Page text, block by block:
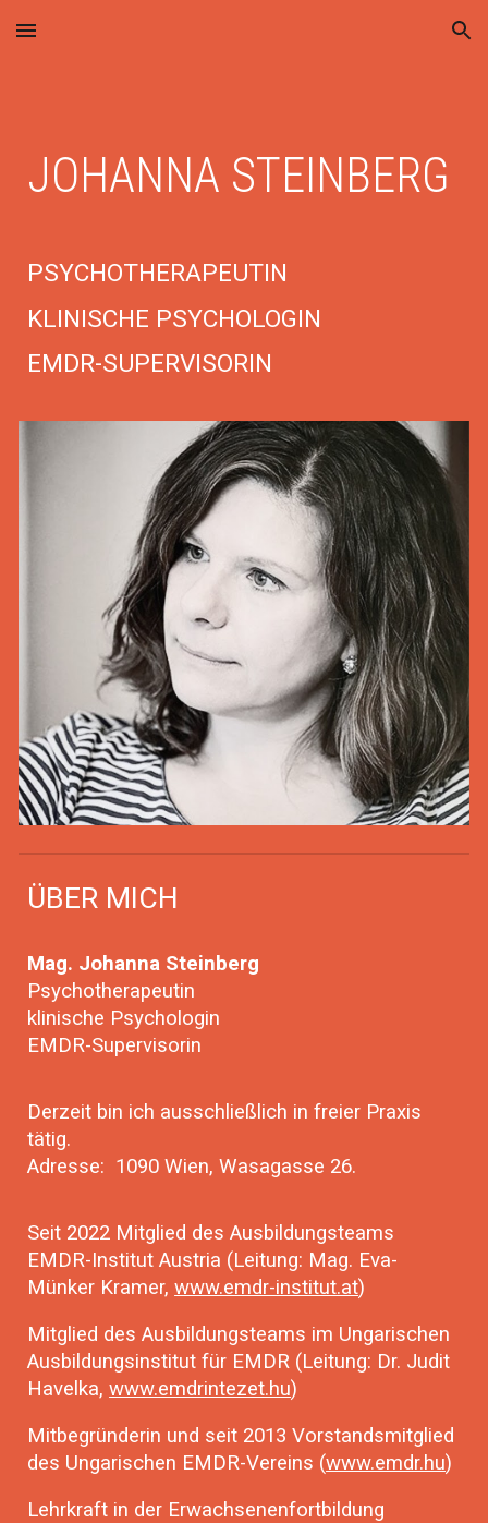
Skip to main content Skip to navigation
JOHANNA STEINBERG
PSYCHOTHERAPEUTIN
KLINISCHE PSYCHOLOGIN
EMDR-SUPERVISORIN
ÜBER MICH
Mag. Johanna Steinberg
Psychotherapeutin
klinische Psychologin
EMDR-Supervisorin
Derzeit bin ich ausschließlich in freier Praxis
tätig.
Adresse: 1090 Wien, Wasagasse 26.
Seit 2022 Mitglied des Ausbildungsteams
EMDR-Institut Austria (Leitung: Mag. Eva-
Münker Kramer,www.emdr-institut.at)
Mitglied des Ausbildungsteams im Ungarischen
Ausbildungsinstitut für EMDR (Leitung: Dr. Judit
Havelka,www.emdrintezet.hu)
Mitbegründerin und seit 2013 Vorstandsmitglied
des Ungarischen EMDR-Vereins (www.emdr.hu)
Lehrkraft in der Erwachsenenfortbildung